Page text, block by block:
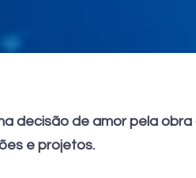
decisão de amor pela
e projetos.